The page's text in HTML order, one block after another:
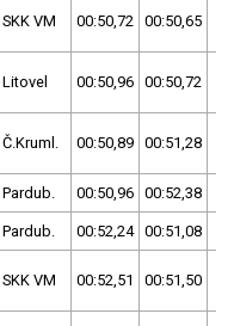
SKK VM 00:50,72 00:50,65
Litovel 00:50,96 00:50,72
Č.Kruml. 00:50,89 00:51,28
Pardub. 00:50,96 00:52,38
Pardub. 00:52,24 00:51,08
SKK VM 00:52,51 00:51,50